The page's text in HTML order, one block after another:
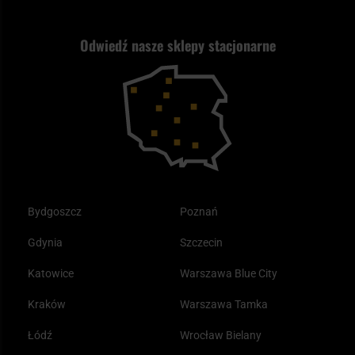
Reklamacje i gwarancja
Odwiedź nasze sklepy stacjonarne
Bydgoszcz
Gdynia
Katowice
Kraków
Łódź
Poznań
Szczecin
Warszawa Blue City
Warszawa Tamka
Wrocław Bielany
Kupony i kody rabatowe
Plecak ewakuacyjny preppersa
Samoobrona